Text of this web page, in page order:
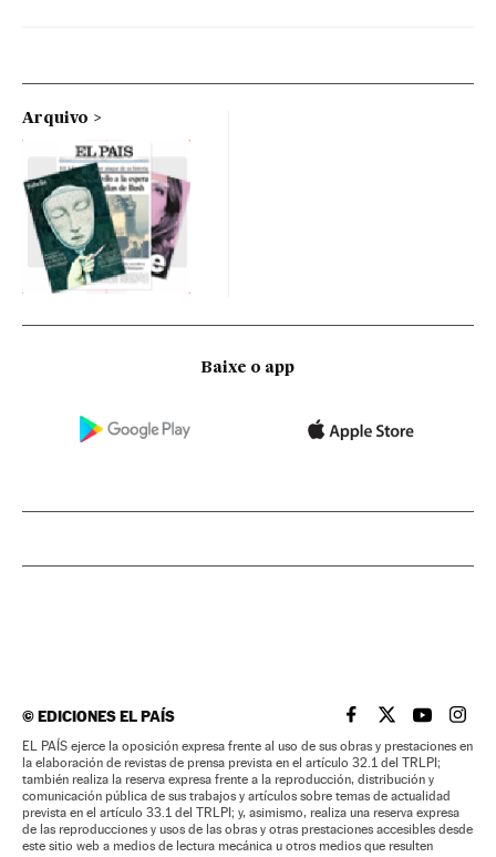
Arquivo
Baixe o app
©EDICIONES EL PAÍS EL PAÍS BRASIL EN
EL PAÍSEL PAÍS
EL
EL PAÍS ejerce la oposición expresa frente al uso de sus obras y prestaciones en
la elaboración de revistas de prensa prevista en el artículo 32.1 del TRLPI;
también realiza la reserva expresa frente a la reproducción, distribución y
comunicación pública de sus trabajos y artículos sobre temas de actualidad
prevista en el artículo 33.1 del TRLPI; y, asimismo, realiza una reserva expresa
de las reproducciones y usos de las obras y otras prestaciones accesibles desde
este sitio web a medios de lectura mecánica u otros medios que resulten